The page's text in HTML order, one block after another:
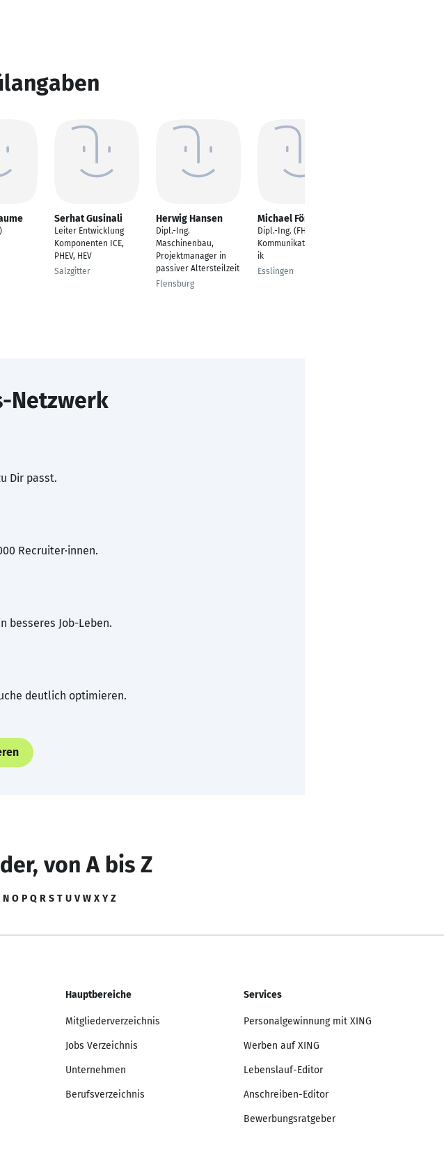
Serhat Gusinali
Leiter Entwicklung
Komponenten ICE,
PHEV, HEV
Salzgitter
Herwig Hansen
Dipl.-Ing.
Maschinenbau,
Projektmanager in
passiver Altersteilzeit
Flensburg
Michael Förstner
Dipl.-Ing. (FH)
Kommunikationstechn
ik
Esslingen
Netzwerk
Dir passt.
Recruiter·innen.
besseres Job-Leben.
deutlich optimieren.
von A bis Z
N O P Q R S T U V W X Y Z
Hauptbereiche
Mitgliederverzeichnis
Jobs Verzeichnis
Unternehmen
Berufsverzeichnis
Services
Personalgewinnung mit XING
Werben auf XING
Lebenslauf-Editor
Anschreiben-Editor
Bewerbungsratgeber